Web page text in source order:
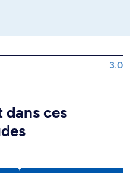
3.0
ces